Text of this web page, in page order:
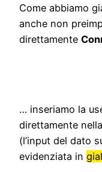
Come abbiamo
anche non
direttamente
… inseriamo la
direttamente
(l’input del dato
evidenziata in